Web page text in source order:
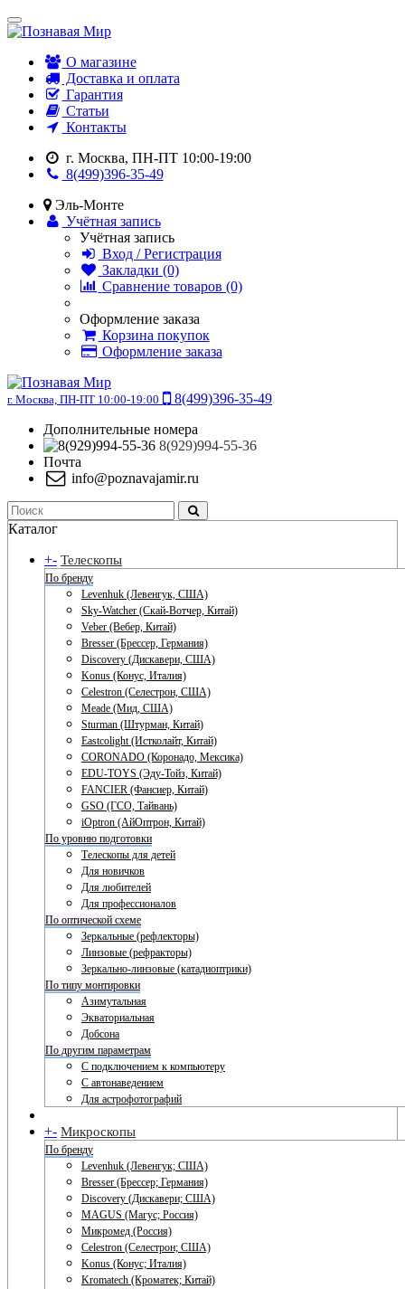
О магазине
Доставка и оплата
Гарантия
Статьи
Контакты
г. Москва, ПН-ПТ 10:00-19:00
8(499)396-35-49
Эль-Монте
Учётная запись
Учётная запись
Вход / Регистрация
Закладки (0)
Сравнение товаров (0)
Оформление заказа
Корзина покупок
Оформление заказа
г. Москва, ПН-ПТ 10:00-19:00
8(499)396-35-49
Дополнительные номера
8(929)994-55-36
Почта
info@poznavajamir.ru
Каталог
+- Телескопы
По бренду
Levenhuk (Левенгук, США)
Sky-Watcher (Скай-Вотчер, Китай)
Veber (Вебер, Китай)
Bresser (Брессер, Германия)
Discovery (Дискавери, США)
Konus (Конус, Италия)
Celestron (Селестрон, США)
Meade (Мид, США)
Sturman (Штурман, Китай)
Eastcolight (Истколайт, Китай)
CORONADO (Коронадо, Мексика)
EDU-TOYS (Эду-Тойз, Китай)
FANCIER (Фансиер, Китай)
GSO (ГСО, Тайвань)
iOptron (АйОптрон, Китай)
По уровню подготовки
Телескопы для детей
Для новичков
Для любителей
Для профессионалов
По оптической схеме
Зеркальные (рефлекторы)
Линзовые (рефракторы)
Зеркально-линзовые (катадиоптрики)
По типу монтировки
Азимутальная
Экваториальная
Добсона
По другим параметрам
С подключением к компьютеру
С автонаведением
Для астрофотографий
+- Микроскопы
По бренду
Levenhuk (Левенгук; США)
Bresser (Брессер; Германия)
Discovery (Дискавери; США)
MAGUS (Магус; Россия)
Микромед (Россия)
Celestron (Селестрон; США)
Konus (Конус; Италия)
Kromatech (Кроматек; Китай)